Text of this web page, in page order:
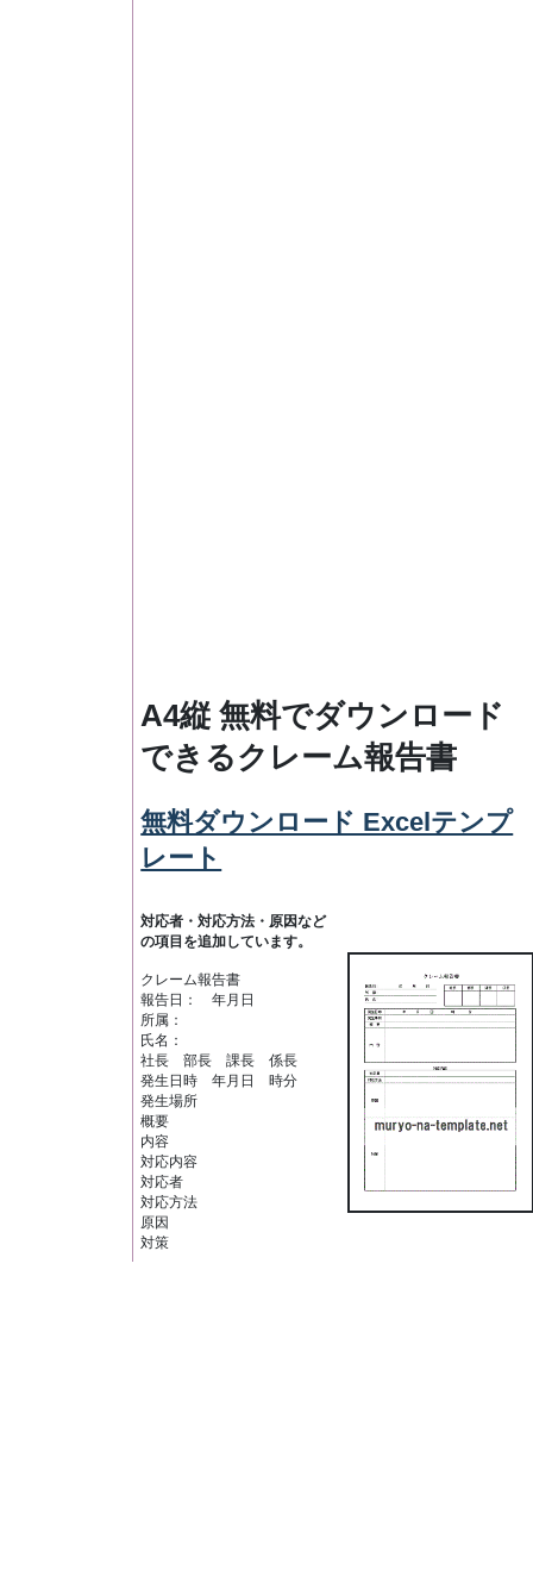
A4縦 無料でダウンロード
できるクレーム報告書
無料ダウンロード Excelテンプ
レート
対応者・対応方法・原因など
の項目を追加しています。
クレーム報告書
報告日： 年月日
所属：
氏名：
社長 部長 課長 係長
発生日時 年月日 時分
発生場所
概要
内容
対応内容
対応者
対応方法
原因
対策